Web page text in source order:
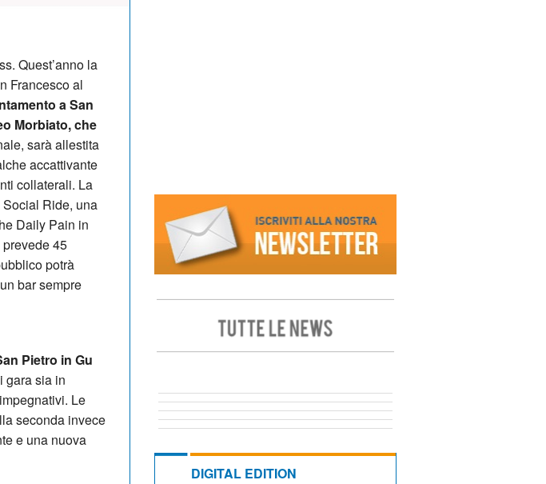
Quest’anno la
Francesco al
a San
Morbiato, che
sarà allestita
accattivante
collaterali. La
Ride, una
Daily Pain in
45
potrà
bar sempre
Pietro in Gu
gara sia in
Le
seconda invece
e una nuova
DIGITAL EDITION